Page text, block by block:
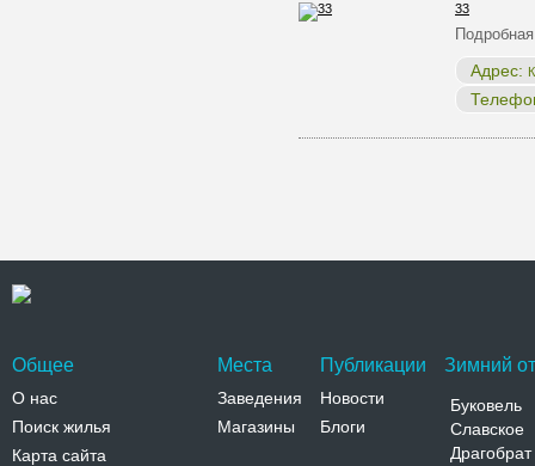
33
Адрес:
Общее
О нас
Поиск жилья
Карта сайта
Места
Заведения
Магазины
Публикации
Новости
Блоги
Зимний
Буковель
Славское
Драгобрат